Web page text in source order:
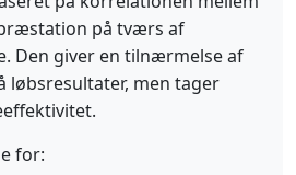
på tværs af
Den giver en tilnærmelse af
løbsresultater, men tager
for: